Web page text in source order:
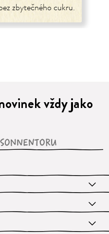
zbytečného cukru.
vždy jako